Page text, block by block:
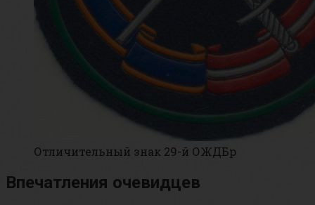
Отличительный знак 29-й ОЖДБр
Впечатления очевидцев